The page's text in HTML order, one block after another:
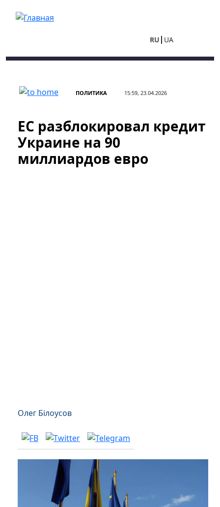
RU UA
ПОЛИТИКА 15:59, 23.04.2026
ЕС разблокировал кредит
Украине на 90
миллиардов евро
Олег Білоусов